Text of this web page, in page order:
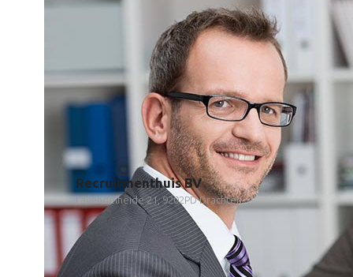
Recruitmenthuis BV
Lavendelheide 21, 9202PD Drachten